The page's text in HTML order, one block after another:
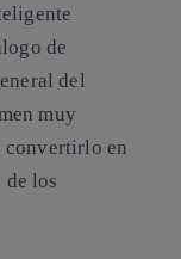
de
del
muy
convertirlo en
los